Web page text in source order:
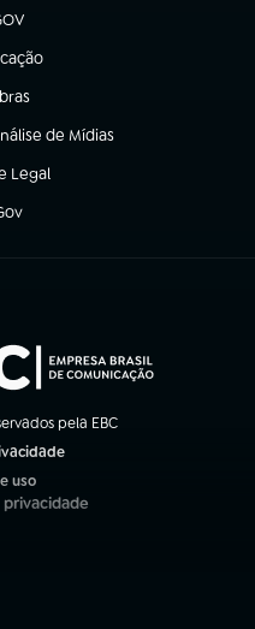
nova aba)
aba)
nova aba)
de Mídias
Legal
aba)
nova aba)
pela EBC
uso
aba)